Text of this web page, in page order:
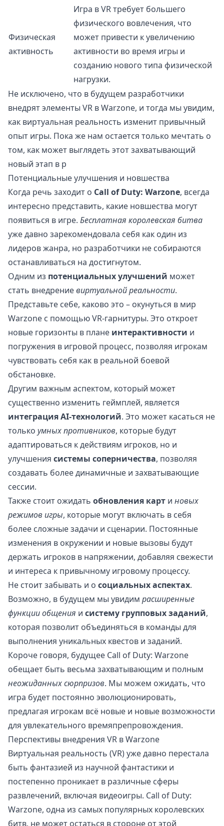
Физическая
активность
Игра в VR требует большего
физического вовлечения, что
может привести к увеличению
активности во время игры и
созданию нового типа физической
нагрузки.
Не исключено, что в будущем разработчики
внедрят элементы VR в Warzone, и тогда мы увидим,
как виртуальная реальность изменит привычный
опыт игры. Пока же нам остается только мечтать о
том, как может выглядеть этот захватывающий
новый этап в р
Потенциальные улучшения и новшества
Когда речь заходит о Call of Duty: Warzone, всегда
интересно представить, какие новшества могут
появиться в игре. Бесплатная королевская битва
уже давно зарекомендовала себя как один из
лидеров жанра, но разработчики не собираются
останавливаться на достигнутом.
Одним из потенциальных улучшений может
стать внедрениевиртуальной реальности.
Представьте себе, каково это – окунуться в мир
Warzone с помощью VR-гарнитуры. Это откроет
новые горизонты в плане интерактивности и
погружения в игровой процесс, позволяя игрокам
чувствовать себя как в реальной боевой
обстановке.
Другим важным аспектом, который может
существенно изменить геймплей, является
интеграция AI-технологий. Это может касаться не
только умных противников, которые будут
адаптироваться к действиям игроков, но и
улучшения системы соперничества, позволяя
создавать более динамичные и захватывающие
сессии.
Также стоит ожидать обновления карт и новых
режимов игры, которые могут включать в себя
более сложные задачи и сценарии. Постоянные
изменения в окружении и новые вызовы будут
держать игроков в напряжении, добавляя свежести
и интереса к привычному игровому процессу.
Не стоит забывать и о социальных аспектах.
Возможно, в будущем мы увидим расширенные
функции общения и систему групповых заданий,
которая позволит объединяться в команды для
выполнения уникальных квестов и заданий.
Короче говоря, будущее Call of Duty: Warzone
обещает быть весьма захватывающим и полным
неожиданных сюрпризов. Мы можем ожидать, что
игра будет постоянно эволюционировать,
предлагая игрокам всё новые и новые возможности
для увлекательного времяпрепровождения.
Перспективы внедрения VR в Warzone
Виртуальная реальность (VR) уже давно перестала
быть фантазией из научной фантастики и
постепенно проникает в различные сферы
развлечений, включая видеоигры. Call of Duty:
Warzone, одна из самых популярных королевских
битв, не может остаться в стороне от этой